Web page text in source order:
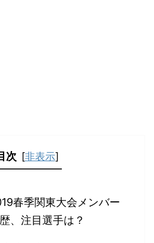
次 [非表示]
春季関東大会メンバー
、注目選手は？